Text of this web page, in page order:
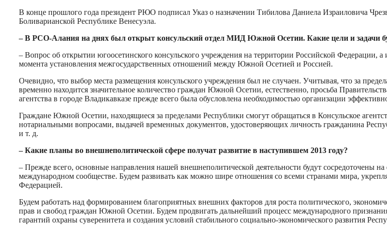
В конце прошлого года президент РЮО подписал Указ о назначении Тибилова Даниела Израиловича
Боливарианской Республике Венесуэла.
– В РСО-Алания на днях был открыт консульский отдел МИД Южной Осетии. Какие цели и задачи
– Вопрос об открытии югоосетинского консульского учреждения на территории Российской Федерации,
момента установления межгосударственных отношений между Южной Осетией и Россией.
Очевидно, что выбор места размещения консульского учреждения был не случаен. Учитывая, что за
временно находится значительное количество граждан Южной Осетии, естественно, просьба
агентства в городе Владикавказе прежде всего была обусловлена необходимостью организации
Граждане Южной Осетии, находящиеся за пределами Республики смогут обращаться в Консульское
нотариальными вопросами, выдачей временных документов, удостоверяющих личность гражданина
и т. д.
– Какие планы во внешнеполитической сфере получат развитие в наступившем 2013 году?
– Прежде всего, основные направления нашей внешнеполитической деятельности будут сосредоточены
международном сообществе. Будем развивать как можно шире отношения со всеми странами мира,
Федерацией.
Будем работать над формированием благоприятных внешних факторов для роста политического,
прав и свобод граждан Южной Осетии. Будем продвигать дальнейший процесс международного
гарантий охраны суверенитета и создания условий стабильного социально-экономического развития